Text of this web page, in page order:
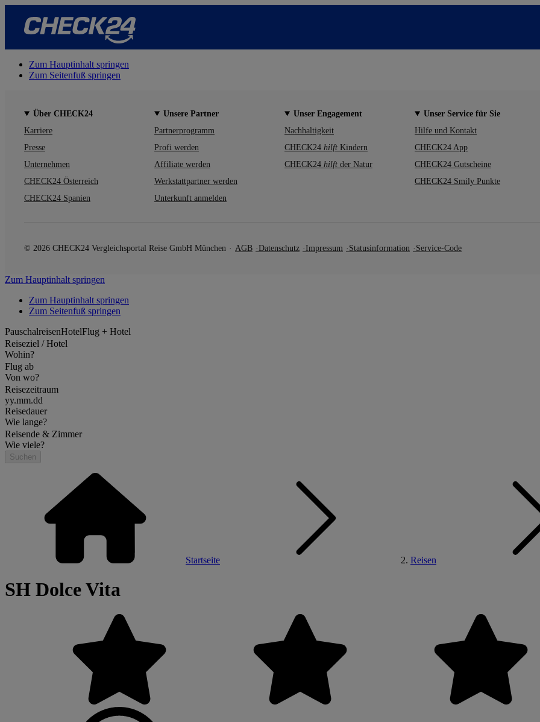
Zum Hauptinhalt springen
Zum Seitenfuß springen
Über CHECK24
Karriere
Presse
Unternehmen
CHECK24 Österreich
CHECK24 Spanien
Unsere Partner
Partnerprogramm
Profi werden
Affiliate werden
Werkstattpartner werden
Unterkunft anmelden
Unser Engagement
Nachhaltigkeit
CHECK24 hilft Kindern
CHECK24 hilft der Natur
Unser Service für Sie
Hilfe und Kontakt
CHECK24 App
CHECK24 Gutscheine
CHECK24 Smily Punkte
© 2026 CHECK24 Vergleichsportal Reise GmbH München AGB Datenschutz Impressum Statusinformation Service-Code
Zum Hauptinhalt springen
Zum Hauptinhalt springen
Zum Seitenfuß springen
PauschalreisenHotelFlug + Hotel
Reiseziel / Hotel
Wohin?
Flug ab
Von wo?
Reisezeitraum
yy.mm.dd
Reisedauer
Wie lange?
Reisende & Zimmer
Wie viele?
Suchen
Startseite Reisen
SH Dolce Vita